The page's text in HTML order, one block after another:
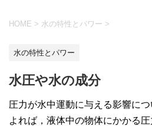
HOME > 水の特性とパワー >
水の特性とパワー
水圧や水の成分
圧力が水中運動に与える影響に
よれば，液体中の物体にかかる